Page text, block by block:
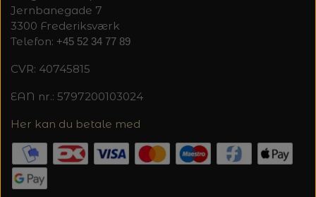
Jernbanegade 7
3300 Frederiksværk
Telefon: +45 52 34 77 89
CVR: 40745815
EAN nr.: 5797200103024
Her kan du betale med